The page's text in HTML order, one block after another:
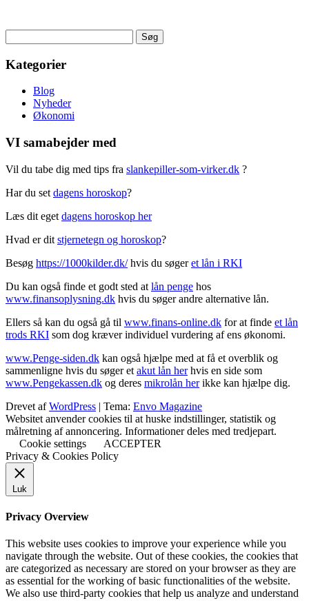
efter:
Kategorier
Blog
Nyheder
Økonomi
VI samabejder med
Vil du tabe dig med tips fra slankepiller-som-virker.dk ?
Har du set dagens horoskop?
Læs dit eget dagens horoskop her
Hvad er dit stjernetegn og horoskop?
Besøg https://1000kilder.dk/hvis du søgeret lån i RKI
Du kan også finde et godt sted at lån penge hos
www.finansoplysning.dk hvis du søger andre alternative lån.
Ellers så kan du også gå til www.finans-online.dk for at finde et lån
trods RKI som dog kræver individuel vurdering af ens økonomi.
www.Penge-siden.dk kan også hjælpe med at få et overblik og
sammenligne hvis du søger et akut lån herhvis en side som
www.Pengekassen.dk og deres mikrolån herikke kan hjælpe dig.
Drevet afWordPress | Tema: Envo Magazine
Websitet anvender cookies til at huske indstillinger, statistik og
målretning af annoncering. Informationer deles med tredjepart.
Cookie settings
ACCEPTER
Privacy & Cookies Policy
Luk
Privacy Overview
This website uses cookies to improve your experience while you
navigate through the website. Out of these cookies, the cookies that
are categorized as necessary are stored on your browser as they are
as essential for the working of basic functionalities of the website.
We also use third-party cookies that help us analyze and understand